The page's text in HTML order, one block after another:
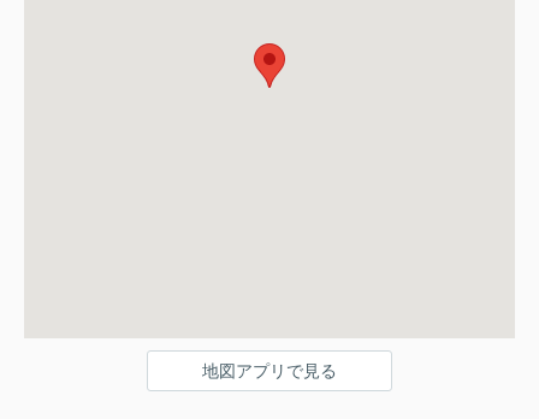
地図アプリで見る